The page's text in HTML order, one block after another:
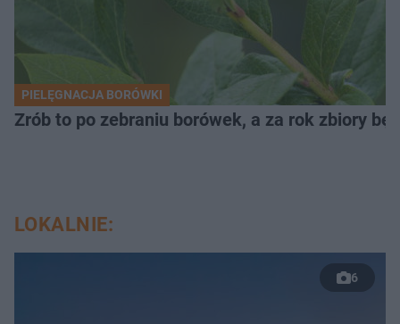
PIELĘGNACJA BORÓWKI
Zrób to po zebraniu borówek, a za rok zbiory
LOKALNIE:
6